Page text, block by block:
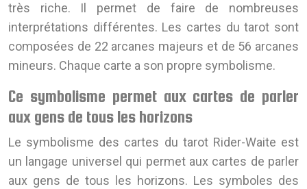
très riche. Il permet de faire de nombreuses
interprétations différentes. Les cartes du tarot sont
composées de 22 arcanes majeurs et de 56 arcanes
mineurs. Chaque carte a son propre symbolisme.
Ce symbolisme permet aux cartes de parler
aux gens de tous les horizons
Le symbolisme des cartes du tarot Rider-Waite est
un langage universel qui permet aux cartes de parler
aux gens de tous les horizons. Les symboles des